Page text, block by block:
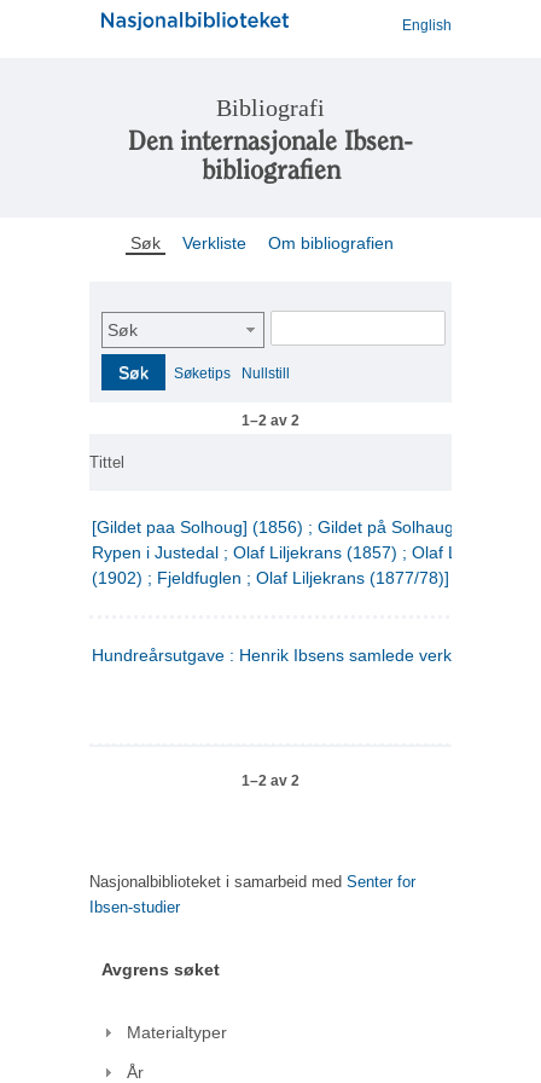
English
Bibliografi
Den internasjonale Ibsen-
bibliografien
Søk Verkliste Om bibliografien
Søk
Søk Søketips Nullstill
1–2 av 2
Tittel
[Gildet paa Solhoug] (1856) ; Gildet på Solhaug (1883) ;
Rypen i Justedal ; Olaf Liljekrans (1857) ; Olaf Liljekrans
(1902) ; Fjeldfuglen ; Olaf Liljekrans (1877/78)]
Hundreårsutgave : Henrik Ibsens samlede verker. 3
1–2 av 2
Nasjonalbiblioteket i samarbeid med Senter for
Ibsen-studier
Avgrens søket
Materialtyper
År